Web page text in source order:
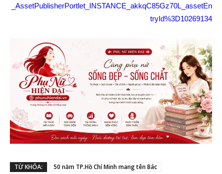
_AssetPublisherPortlet_INSTANCE_akkqC85Gz70L_assetEn
tryId%3D10269134
TỪ KHÓA:
50 năm TP.Hồ Chí Minh mang tên Bác